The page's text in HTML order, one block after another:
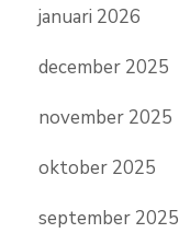
januari 2026
december 2025
november 2025
oktober 2025
september 2025